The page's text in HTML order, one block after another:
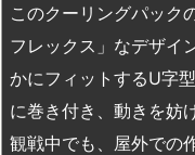
このクーリングパック
フレックス」なデザイ
かにフィットするU字
に巻き付き、動きを妨
観戦中でも、屋外での